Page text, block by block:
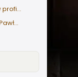
Jak zaprezentować swoje akwarium w profilu użytkownika
125l Towarzyskie - Dziki Nieład - Jacek Pawłowski